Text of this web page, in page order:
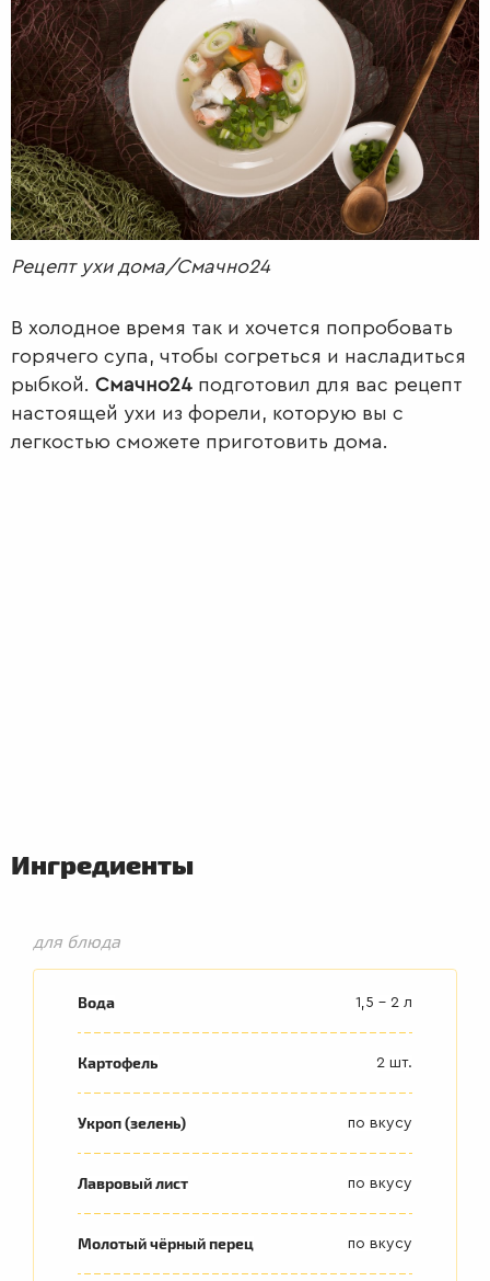
РАДІО КІНО
LIFESTYLE FASHION ТРАДИЦІЇ
PETS
Рецепт ухи дома/Смачно24
В холодное время так и хочется попробовать
горячего супа, чтобы согреться и насладиться
рыбкой. Смачно24 подготовил для вас рецепт
настоящей ухи из форели, которую вы с
легкостью сможете приготовить дома.
Ингредиенты
для блюда
Вода 1,5 - 2 л
Картофель 2 шт.
Укроп (зелень) по вкусу
Лавровый лист по вкусу
Молотый чёрный перец по вкусу